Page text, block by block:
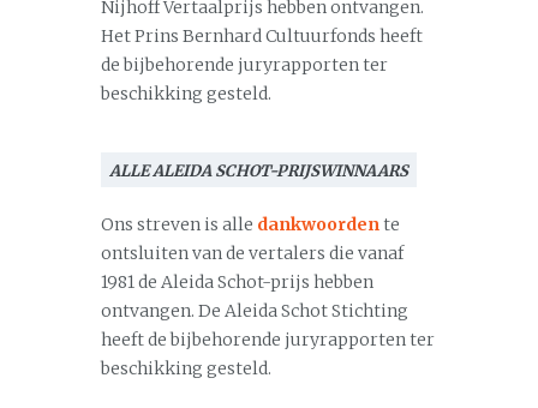
Nijhoff Vertaalprijs hebben ontvangen.
Het Prins Bernhard Cultuurfonds heeft
de bijbehorende juryrapporten ter
beschikking gesteld.
ALLE ALEIDA SCHOT-PRIJSWINNAARS
Ons streven is alle dankwoordente
ontsluiten van de vertalers die vanaf
1981 de Aleida Schot-prijs hebben
ontvangen. De Aleida Schot Stichting
heeft de bijbehorende juryrapporten ter
beschikking gesteld.